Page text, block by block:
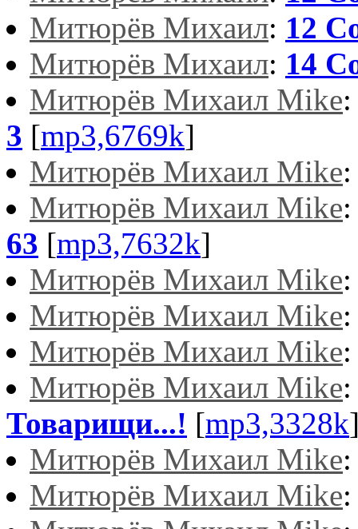
Митюрёв Михаил: 12
Митюрёв Михаил: 14
Митюрёв Михаил Mike
3 [mp3,6769k]
Митюрёв Михаил Mike
Митюрёв Михаил Mike
63 [mp3,7632k]
Митюрёв Михаил Mike
Митюрёв Михаил Mike
Митюрёв Михаил Mike
Митюрёв Михаил Mike
Товарищи...! [mp3,3328k
Митюрёв Михаил Mike
Митюрёв Михаил Mike